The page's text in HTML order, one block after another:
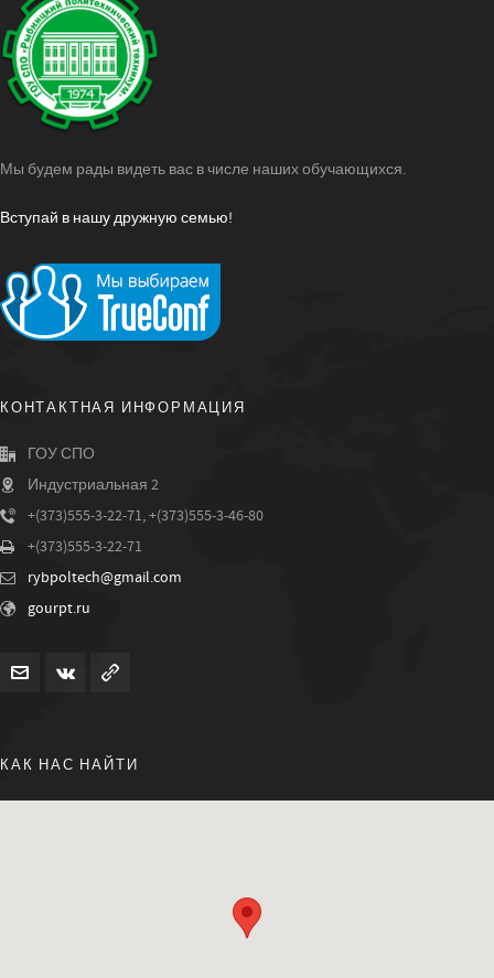
Мы будем рады видеть вас в числе наших обучающихся.
Вступай в нашу дружную семью!
КОНТАКТНАЯ ИНФОРМАЦИЯ
ГОУ СПО
Индустриальная 2
+(373)555-3-22-71, +(373)555-3-46-80
+(373)555-3-22-71
rybpoltech@gmail.com
gourpt.ru
КАК НАС НАЙТИ